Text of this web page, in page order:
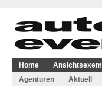
Home
Agenturen
Aktuell